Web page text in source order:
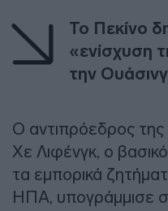
Το Πεκίνο
«ενίσχυση
την
Ο αντιπρόεδρος της
Χε Λιφένγκ, ο
τα εμπορικά
ΗΠΑ, υπογράμμισε